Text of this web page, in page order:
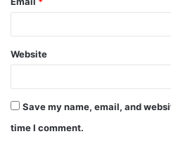
Website
Save my name, email, and
time I comment.